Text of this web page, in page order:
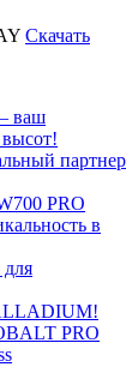
Скачать
ваш
партнер
PRO
в
PRO